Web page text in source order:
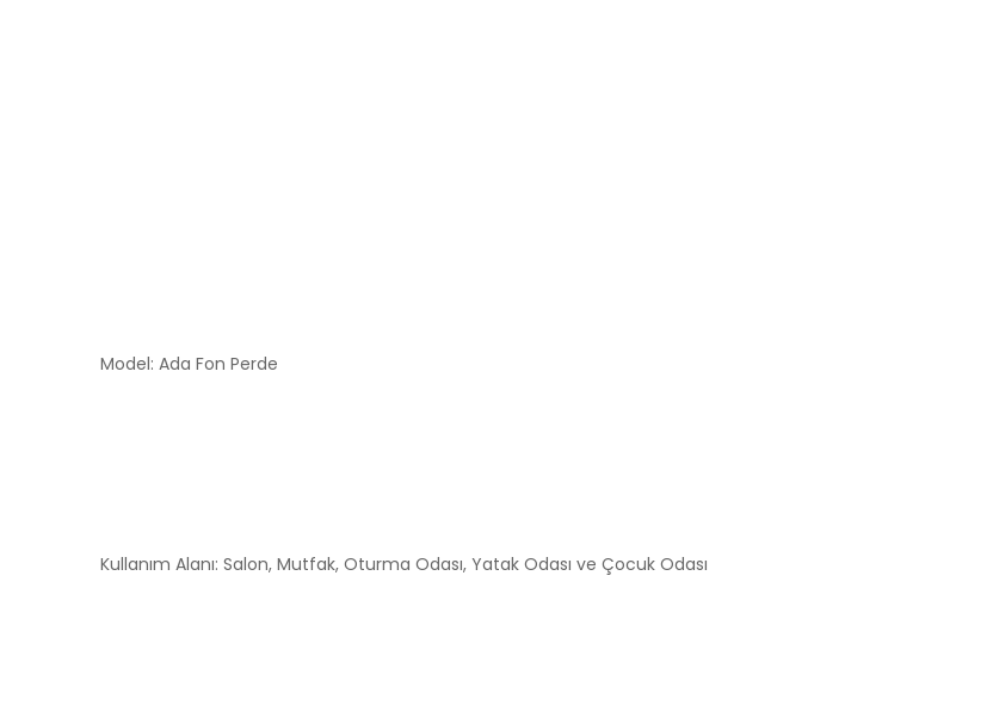
Model: Ada Fon Perde
Kullanım Alanı: Salon, Mutfak, Oturma Odası, Yatak Odası ve Çocuk Odası